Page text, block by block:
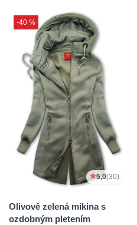
-40 %
5,0(30)
Olivově zelená mikina s
ozdobným pletením